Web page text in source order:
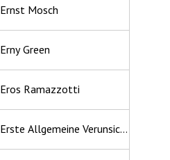
Ernst Mosch
Erny Green
Eros Ramazzotti
Erste Allgemeine Verunsicherung